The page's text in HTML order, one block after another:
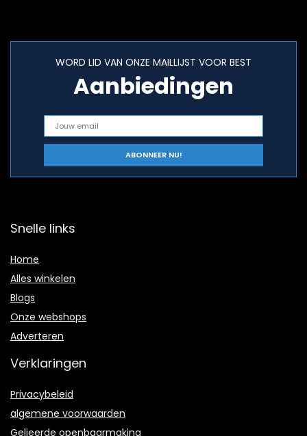
WORD LID VAN ONZE MAILLIJST VOOR BEST
Aanbiedingen
Snelle links
Home
Alles winkelen
Blogs
Onze webshops
Adverteren
Verklaringen
Privacybeleid
algemene voorwaarden
Gelieerde openbaarmaking